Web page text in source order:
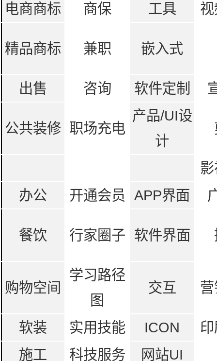
电商商标
商保 工具
精品商标 兼职 嵌入式
出售 咨询 软件定制
公共装修 职场充电
产品/UI设
计
办公
开通会员 APP界面
餐饮 行家圈子 软件界面
购物空间
学习路径
图
交互
软装 实用技能 ICON
施工
科技服务 网站UI